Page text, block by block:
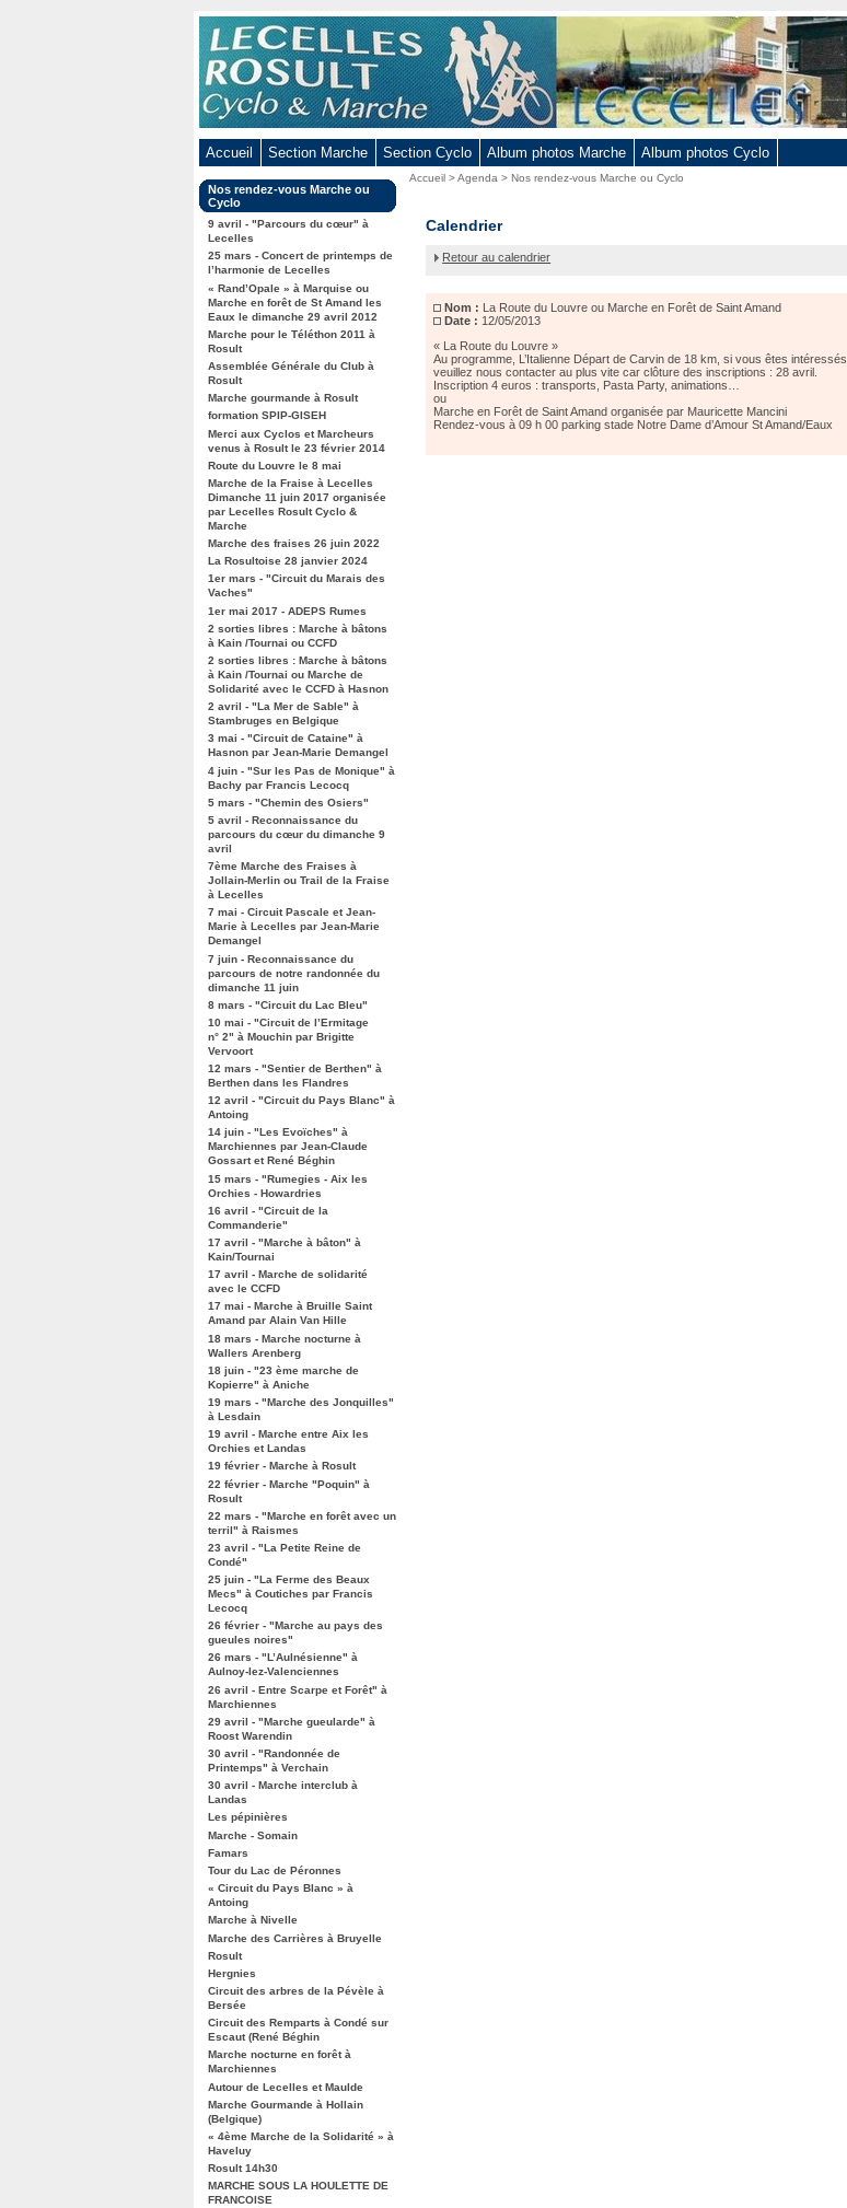
Accueil Section Marche Section Cyclo Album photos Marche Album photos Cyclo
Dans
la
rubrique
:
Nos rendez-vous Marche ou
Cyclo
9 avril - "Parcours du cœur" à
Lecelles
25 mars - Concert de printemps de
l’harmonie de Lecelles
« Rand’Opale » à Marquise ou
Marche en forêt de St Amand les
Eaux le dimanche 29 avril 2012
Marche pour le Téléthon 2011 à
Rosult
Assemblée Générale du Club à
Rosult
Marche gourmande à Rosult
formation SPIP-GISEH
Merci aux Cyclos et Marcheurs
venus à Rosult le 23 février 2014
Route du Louvre le 8 mai
Marche de la Fraise à Lecelles
Dimanche 11 juin 2017 organisée
par Lecelles Rosult Cyclo &
Marche
Marche des fraises 26 juin 2022
La Rosultoise 28 janvier 2024
1er mars - "Circuit du Marais des
Vaches"
1er mai 2017 - ADEPS Rumes
2 sorties libres : Marche à bâtons
à Kain /Tournai ou CCFD
2 sorties libres : Marche à bâtons
à Kain /Tournai ou Marche de
Solidarité avec le CCFD à Hasnon
2 avril - "La Mer de Sable" à
Stambruges en Belgique
3 mai - "Circuit de Cataine" à
Hasnon par Jean-Marie Demangel
4 juin - "Sur les Pas de Monique" à
Bachy par Francis Lecocq
5 mars - "Chemin des Osiers"
5 avril - Reconnaissance du
parcours du cœur du dimanche 9
avril
7ème Marche des Fraises à
Jollain-Merlin ou Trail de la Fraise
à Lecelles
7 mai - Circuit Pascale et Jean-
Marie à Lecelles par Jean-Marie
Demangel
7 juin - Reconnaissance du
parcours de notre randonnée du
dimanche 11 juin
8 mars - "Circuit du Lac Bleu"
10 mai - "Circuit de l’Ermitage
n° 2" à Mouchin par Brigitte
Vervoort
12 mars - "Sentier de Berthen" à
Berthen dans les Flandres
12 avril - "Circuit du Pays Blanc" à
Antoing
14 juin - "Les Evoïches" à
Marchiennes par Jean-Claude
Gossart et René Béghin
15 mars - "Rumegies - Aix les
Orchies - Howardries
16 avril - "Circuit de la
Commanderie"
17 avril - "Marche à bâton" à
Kain/Tournai
17 avril - Marche de solidarité
avec le CCFD
17 mai - Marche à Bruille Saint
Amand par Alain Van Hille
18 mars - Marche nocturne à
Wallers Arenberg
18 juin - "23 ème marche de
Kopierre" à Aniche
19 mars - "Marche des Jonquilles"
à Lesdain
19 avril - Marche entre Aix les
Orchies et Landas
19 février - Marche à Rosult
22 février - Marche "Poquin" à
Rosult
22 mars - "Marche en forêt avec un
terril" à Raismes
23 avril - "La Petite Reine de
Condé"
25 juin - "La Ferme des Beaux
Mecs" à Coutiches par Francis
Lecocq
26 février - "Marche au pays des
gueules noires"
26 mars - "L’Aulnésienne" à
Aulnoy-lez-Valenciennes
26 avril - Entre Scarpe et Forêt" à
Marchiennes
29 avril - "Marche gueularde" à
Roost Warendin
30 avril - "Randonnée de
Printemps" à Verchain
30 avril - Marche interclub à
Landas
Les pépinières
Marche - Somain
Famars
Tour du Lac de Péronnes
« Circuit du Pays Blanc » à
Antoing
Marche à Nivelle
Marche des Carrières à Bruyelle
Rosult
Hergnies
Circuit des arbres de la Pévèle à
Bersée
Circuit des Remparts à Condé sur
Escaut (René Béghin
Marche nocturne en forêt à
Marchiennes
Autour de Lecelles et Maulde
Marche Gourmande à Hollain
(Belgique)
« 4ème Marche de la Solidarité » à
Haveluy
Rosult 14h30
MARCHE SOUS LA HOULETTE DE
FRANCOISE
Vous
Accueil >Agenda>Nos rendez-vous Marche ou Cyclo
La
du
ou
Marche
en
Forêt
de
Saint
Amand
Calendrier
Retour au calendrier
Nom : La Route du Louvre ou Marche en Forêt de Saint Amand
Date : 12/05/2013
« La Route du Louvre »
Au programme, L’Italienne Départ de Carvin de 18 km, si vous êtes intéressés,
veuillez nous contacter au plus vite car clôture des inscriptions : 28 avril.
Inscription 4 euros : transports, Pasta Party, animations…
ou
Marche en Forêt de Saint Amand organisée par Mauricette Mancini
Rendez-vous à 09 h 00 parking stade Notre Dame d’Amour St Amand/Eaux